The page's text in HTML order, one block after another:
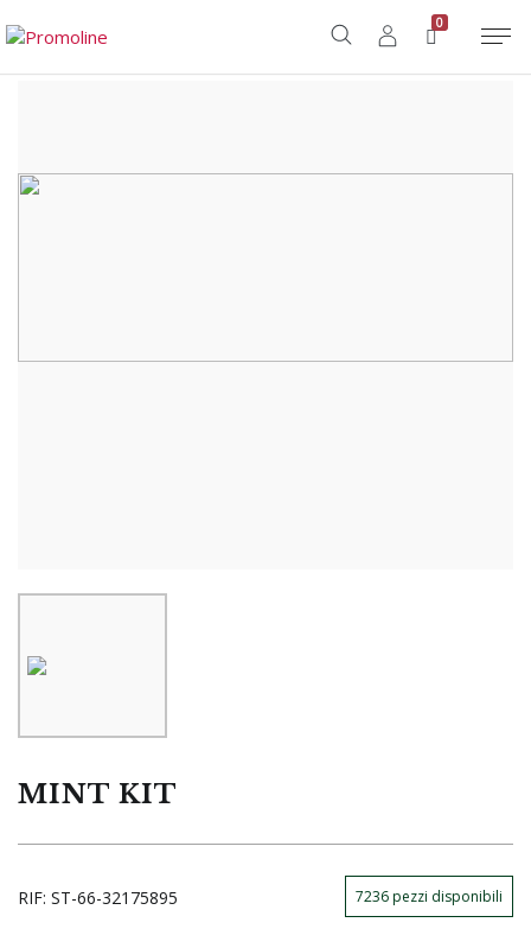
0
Home Camping e BBQ/ MINT KIT
MINT KIT
RIF: ST-66-32175895 7236pezzi disponibili